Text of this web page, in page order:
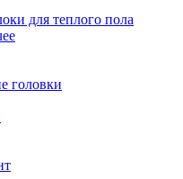
для теплого пола
головки